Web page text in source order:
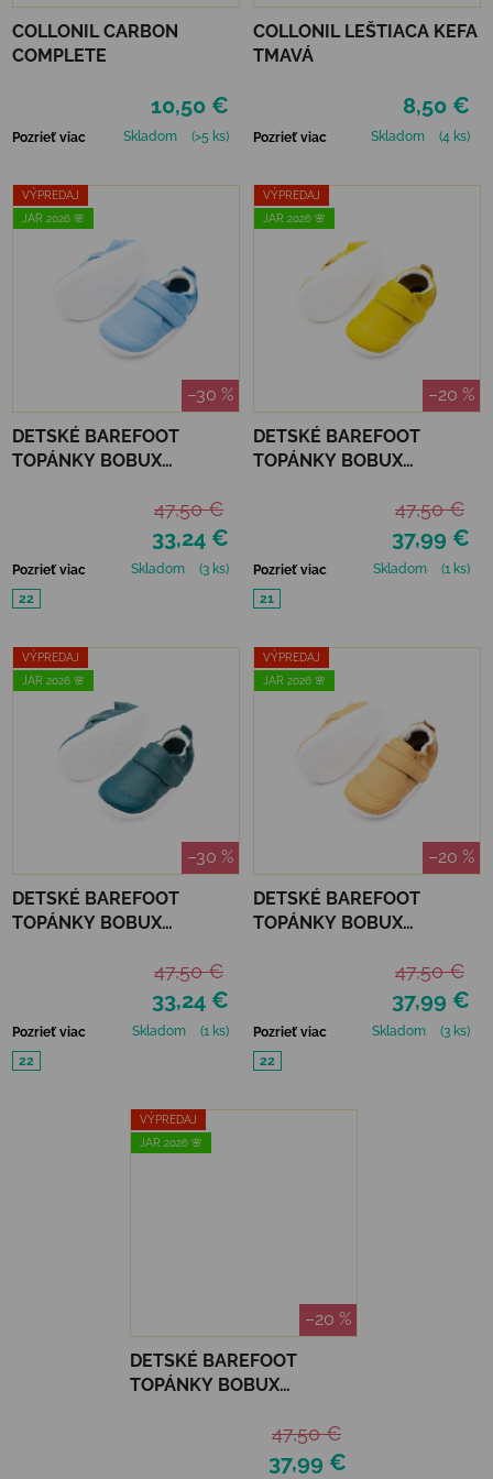
COLLONIL CARBON
COMPLETE
10,50 €
Pozrieť viac Skladom (>5 ks)
COLLONIL LEŠTIACA KEFA
TMAVÁ
8,50 €
Pozrieť viac Skladom (4 ks)
VÝPREDAJ
JAR 2026 🌸
–30 %
DETSKÉ BAREFOOT
TOPÁNKY BOBUX
33,24 €
47,50 €
Pozrieť viac Skladom
(3 ks)
22
VÝPREDAJ
JAR 2026 🌸
–20 %
DETSKÉ BAREFOOT
TOPÁNKY BOBUX
37,99 €
47,50 €
Pozrieť viac Skladom
(1 ks)
21
VÝPREDAJ
JAR 2026 🌸
–30 %
DETSKÉ BAREFOOT
TOPÁNKY BOBUX
33,24 €
47,50 €
Pozrieť viac Skladom
(1 ks)
22
VÝPREDAJ
JAR 2026 🌸
–20 %
DETSKÉ BAREFOOT
TOPÁNKY BOBUX
37,99 €
47,50 €
Pozrieť viac Skladom
(3 ks)
22
VÝPREDAJ
JAR 2026 🌸
–20 %
DETSKÉ BAREFOOT
TOPÁNKY BOBUX
37,99 €
47,50 €